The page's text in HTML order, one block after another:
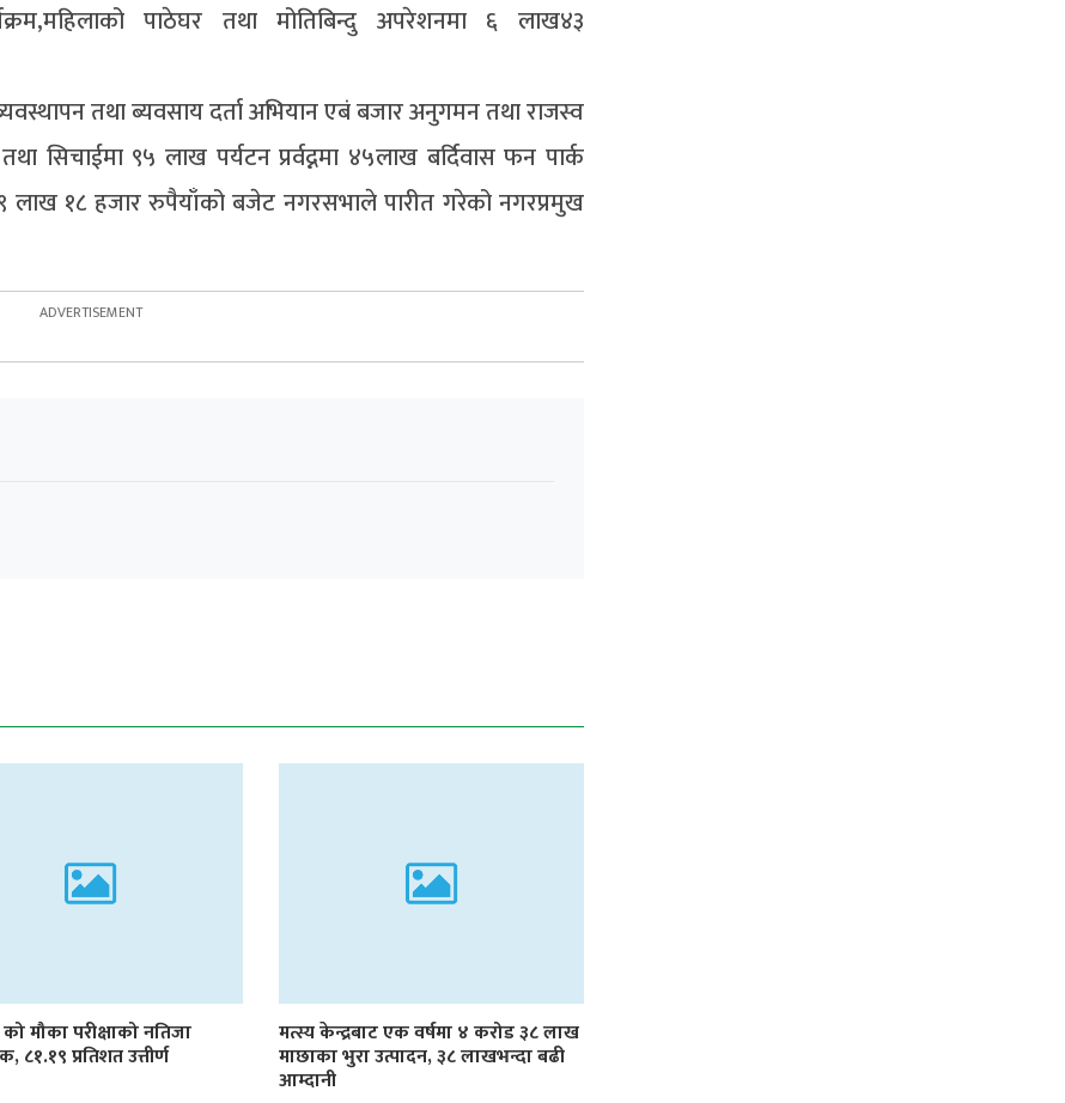
पाठेघर तथा मोतिबिन्दु अपरेशनमा ६ लाख४३
तथा ब्यवसाय दर्ता अभियान एबं बजार अनुगमन तथा राजस्व
सिचाईमा ९५ लाख पर्यटन प्रर्वद्नमा ४५लाख बर्दिवास फन पार्क
लाख १८ हजार रुपैयाँको बजेट नगरसभाले पारीत गरेको नगरप्रमुख
मौका परीक्षाको नतिजा
८१.१९ प्रतिशत उत्तीर्ण
मत्स्य केन्द्रबाट एक वर्षमा ४ करोड ३८ लाख
माछाका भुरा उत्पादन, ३८ लाखभन्दा बढी
आम्दानी